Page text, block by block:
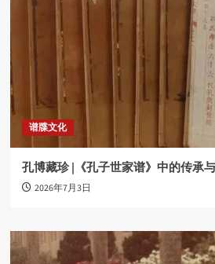
谱牒文化
孔博藏珍 |《孔子世家谱》中的传承
2026年7月3日